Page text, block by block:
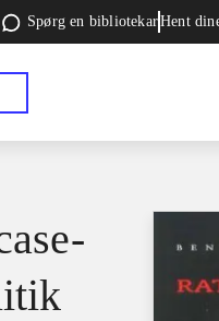
Spørg en bibliotekarHent